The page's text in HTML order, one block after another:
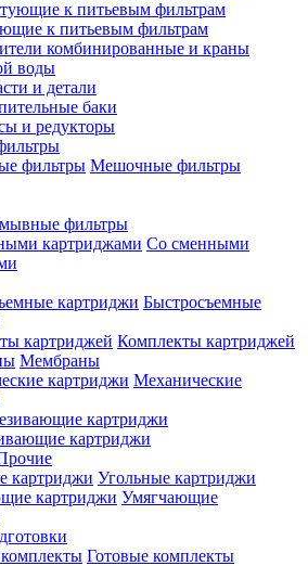
к питьевым фильтрам
комбинированные и краны
воды
и детали
баки
и редукторы
Мешочные фильтры
фильтры
Со сменными
Быстросъемные
Комплекты картриджей
Мембраны
Механические
картриджи
Угольные картриджи
Умягчающие
Готовые комплекты